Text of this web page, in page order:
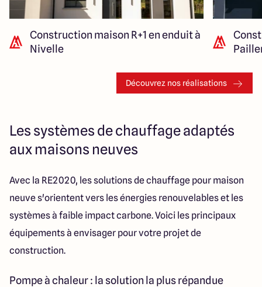
Construction maison R+1 en enduit à
Nivelle
Découvrez nos réalisations
Les systèmes de chauffage adaptés
aux maisons neuves
Avec la RE2020, les solutions de chauffage pour maison
neuve s'orientent vers les énergies renouvelables et les
systèmes à faible impact carbone. Voici les principaux
équipements à envisager pour votre projet de
construction.
Pompe à chaleur : la solution la plus répandue